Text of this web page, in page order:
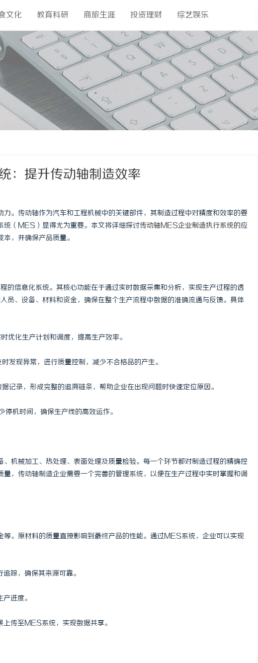
文化 教育科研 商旅生涯 投资理财 综艺娱乐
：提升传动轴制造效率
。传动轴作为汽车和工程机械中的关键部件，其制造过程中对精度和效率的要
统（MES）显得尤为重要。本文将详细探讨传动轴MES企业制造执行系统的应
，并确保产品质量。
的信息化系统。其核心功能在于通过实时数据采集和分析，实现生产过程的透
员、设备、材料和资金，确保在整个生产流程中数据的准确流通与反馈。具体
优化生产计划和调度，提高生产效率。
发现异常，进行质量控制，减少不合格品的产生。
记录，形成完整的追溯链条，帮助企业在出现问题时快速定位原因。
机时间，确保生产线的高效运作。
机械加工、热处理、表面处理及质量检验。每一个环节都对制造过程的精确控
，传动轴制造企业需要一个完善的管理系统，以便在生产过程中实时掌握和调
。原材料的质量直接影响到最终产品的性能。通过MES系统，企业可以实现
踪，确保其来源可靠。
进度。
传至MES系统，实现数据共享。
上海配眼镜 精准监控无死角，紧凑型本安球机赋能安全管
理